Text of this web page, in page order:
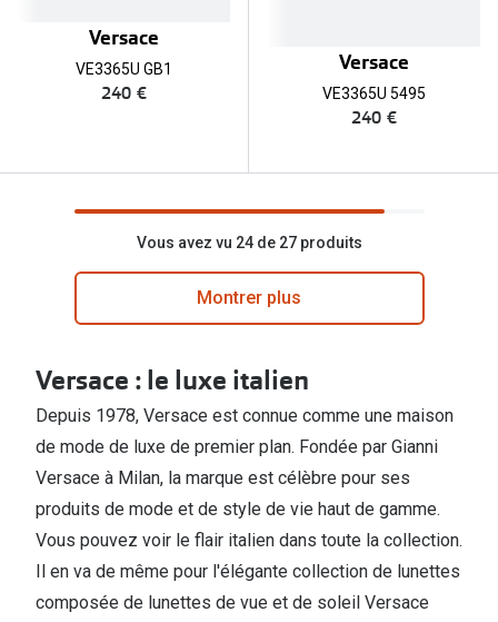
Versace
VE3365U GB1
240 €
Versace
VE3365U 5495
240 €
Vous avez vu 24 de 27 produits
Montrer plus
Versace : le luxe italien
Depuis 1978, Versace est connue comme une maison
de mode de luxe de premier plan. Fondée par Gianni
Versace à Milan, la marque est célèbre pour ses
produits de mode et de style de vie haut de gamme.
Vous pouvez voir le flair italien dans toute la collection.
Il en va de même pour l'élégante collection de lunettes
composée de lunettes de vue et de soleil Versace